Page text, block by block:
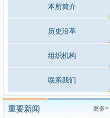
本所简介
历史沿革
组织机构
联系我们
重要新闻 更多>